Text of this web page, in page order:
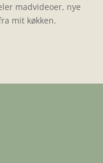
madvideoer, nye
mit køkken.